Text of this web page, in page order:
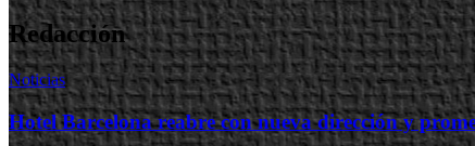
Redacción
Noticias
Hotel Barcelona reabre con nueva dirección y